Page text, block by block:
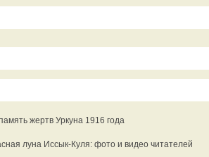
жертв Уркуна 1916 года
луна Иссык-Куля: фото и видео читателей